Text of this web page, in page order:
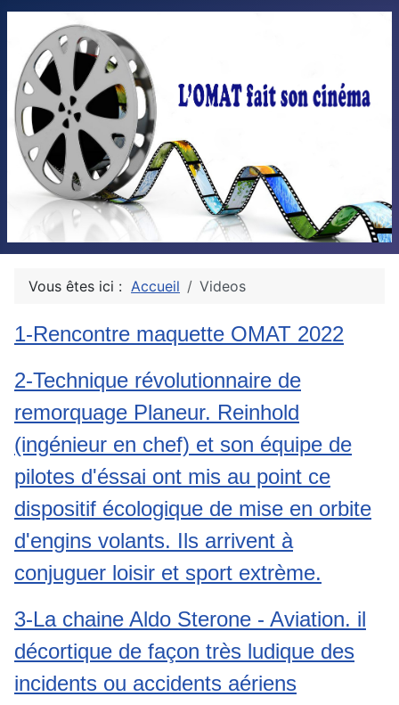
Vous êtes ici : Accueil Videos
1-Rencontre maquette OMAT 2022
2-Technique révolutionnaire de
remorquage Planeur. Reinhold
(ingénieur en chef) et son équipe de
pilotes d'éssai ont mis au point ce
dispositif écologique de mise en orbite
d'engins volants. Ils arrivent à
conjuguer loisir et sport extrème.
3-La chaine Aldo Sterone - Aviation. il
décortique de façon très ludique des
incidents ou accidents aériens